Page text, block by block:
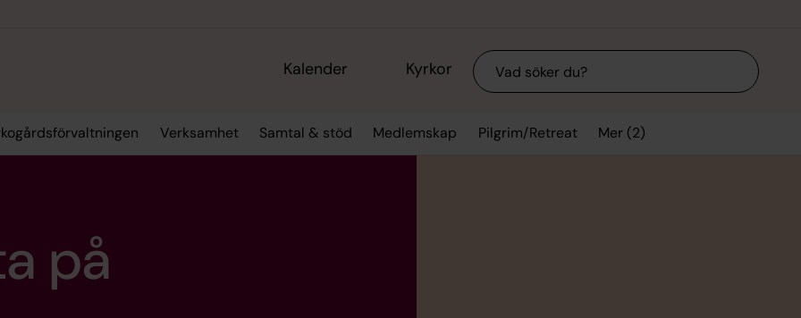
Kalender Kyrkor Sök
Verksamhet Samtal & stöd Medlemskap Pilgrim/Retreat Mer (2)
på